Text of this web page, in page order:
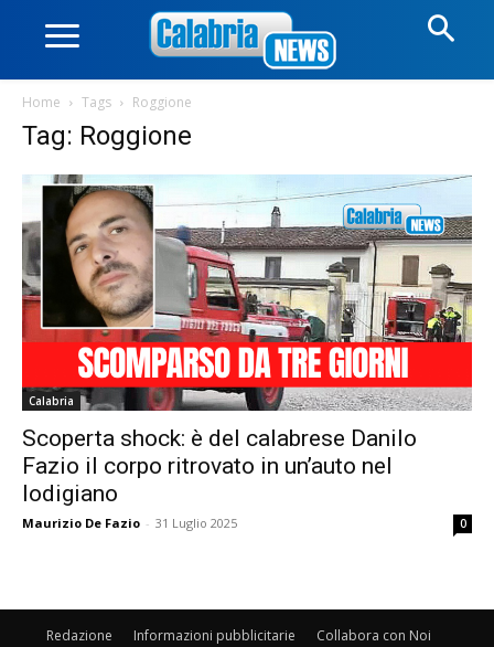
Home Tags Roggione
Tag: Roggione
Calabria
Scoperta shock: è del calabrese Danilo
Fazio il corpo ritrovato in un’auto nel
lodigiano
Maurizio De Fazio - 31 Luglio 2025 0
Redazione Informazioni pubblicitarie
Collabora con Noi